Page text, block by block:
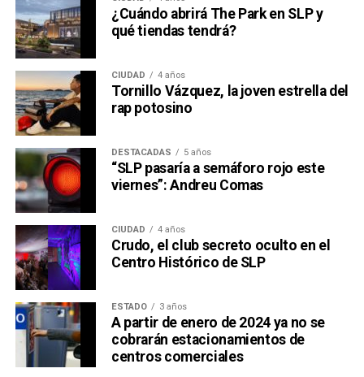
¿Cuándo abrirá The Park en SLP y
qué tiendas tendrá?
CIUDAD 4 años
Tornillo Vázquez, la joven estrella del
rap potosino
DESTACADAS 5 años
“SLP pasaría a semáforo rojo este
viernes”: Andreu Comas
CIUDAD 4 años
Crudo, el club secreto oculto en el
Centro Histórico de SLP
ESTADO 3 años
A partir de enero de 2024 ya no se
cobrarán estacionamientos de
centros comerciales